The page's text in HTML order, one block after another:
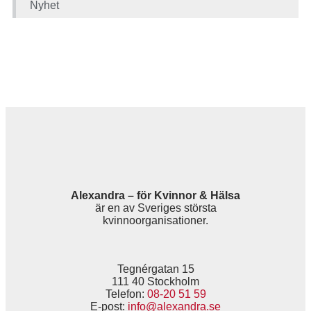
Nyhet
Alexandra – för Kvinnor & Hälsa
är en av Sveriges största
kvinnoorganisationer.
Tegnérgatan 15
111 40 Stockholm
Telefon: 08-20 51 59
E-post: info@alexandra.se